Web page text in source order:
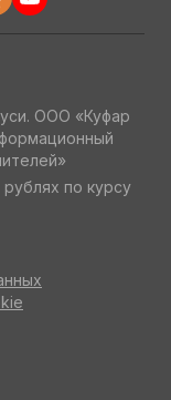
ООО «Куфар
по курсу